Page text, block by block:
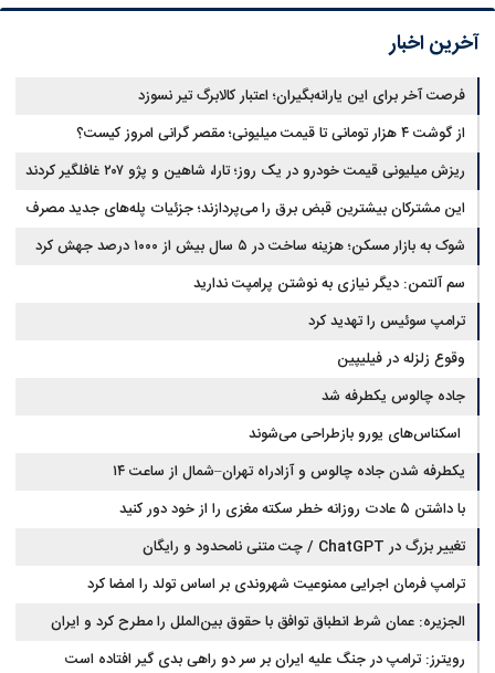
آخرین اخبار
فرصت آخر برای این یارانه‌بگیران؛ اعتبار کالابرگ تیر نسوزد
از گوشت ۴ هزار تومانی تا قیمت میلیونی؛ مقصر گرانی امروز کیست؟
ریزش میلیونی قیمت خودرو در یک روز؛ تارا، شاهین و پژو ۲۰۷ غافلگیر کردند
این مشترکان بیشترین قبض برق را می‌پردازند؛ جزئیات پله‌های جدید مصرف
شوک به بازار مسکن؛ هزینه ساخت در ۵ سال بیش از ۱۰۰۰ درصد جهش کرد
سم آلتمن: دیگر نیازی به نوشتن پرامپت ندارید
ترامپ سوئیس را تهدید کرد
وقوع زلزله در فیلیپین
جاده چالوس یکطرفه شد
اسکناس‌های یورو بازطراحی می‌شوند
یکطرفه شدن جاده چالوس و آزادراه تهران–شمال از ساعت ۱۴
با داشتن ۵ عادت روزانه خطر سکته مغزی را از خود دور کنید
تغییر بزرگ در ChatGPT / چت متنی نامحدود و رایگان
ترامپ فرمان اجرایی ممنوعیت شهروندی بر اساس تولد را امضا کرد
الجزیره: عمان شرط انطباق توافق با حقوق بین‌الملل را مطرح کرد و ایران
پذیرفت
رویترز: ترامپ در جنگ علیه ایران بر سر دو راهی بدی گیر افتاده است